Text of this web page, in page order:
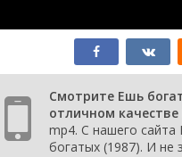
Смотрите Ешь
отличном качестве
mp4. С нашего
богатых (1987). И не